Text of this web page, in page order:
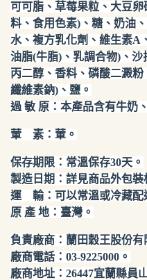
可可脂、草莓果粒、大豆
料、食用色素)、糖、奶油
水、複方乳化劑、維生素A
油脂(牛脂)、乳調合物)、沙
丙二醇、香料、磷酸二澱
纖維素鈉)、鹽。
過 敏 原：本產品含有牛奶
葷 素：葷。
保存期限：常溫保存30天。
製造日期：詳見商品外包裝
運 輸：可以常溫或冷藏配
原 產 地：臺灣。
負責廠商：蘭田穀王股份有
廠商電話：03-9225000。
廠商地址：26447宜蘭縣員